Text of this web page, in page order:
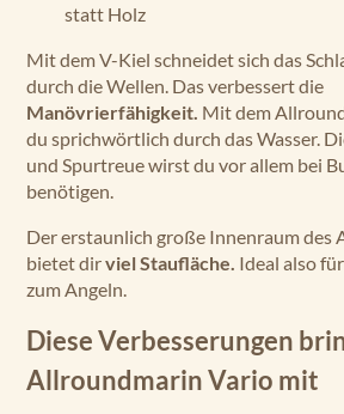
statt Holz
Mit dem V-Kiel schneidet sich das
durch die Wellen. Das verbessert die
Manövrierfähigkeit. Mit dem
du sprichwörtlich durch das Wasser.
und Spurtreue wirst du vor allem bei
benötigen.
Der erstaunlich große Innenraum des
bietet dirviel Staufläche. Ideal also
zum Angeln.
Diese Verbesserungen
Allroundmarin Vario mit